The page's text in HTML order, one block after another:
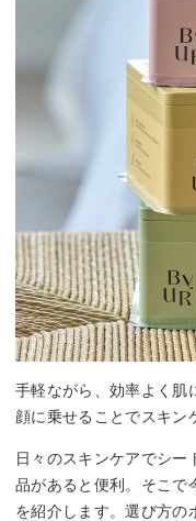
手軽ながら、効率よく肌
顔に乗せることでスキン
日々のスキンケアでシー
品があると便利。そこで
を紹介します。選び方の